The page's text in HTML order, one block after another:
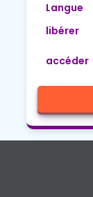
Langue
libérer
accéder